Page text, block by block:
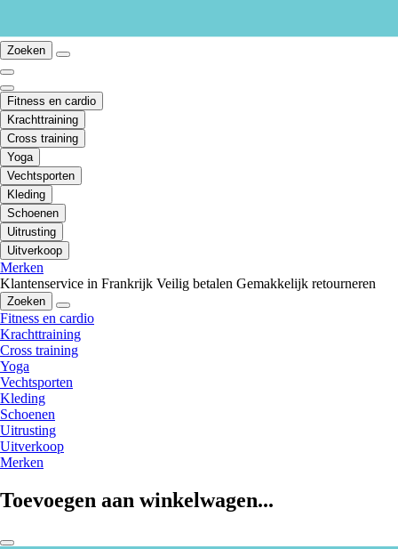
Zoeken
Fitness en cardio
Krachttraining
Cross training
Yoga
Vechtsporten
Kleding
Schoenen
Uitrusting
Uitverkoop
Merken
Klantenservice in Frankrijk Veilig betalen Gemakkelijk retourneren
Zoeken
Fitness en cardio
Krachttraining
Cross training
Yoga
Vechtsporten
Kleding
Schoenen
Uitrusting
Uitverkoop
Merken
Toevoegen aan winkelwagen...